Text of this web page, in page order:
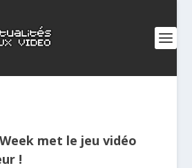
met le jeu vidéo
!